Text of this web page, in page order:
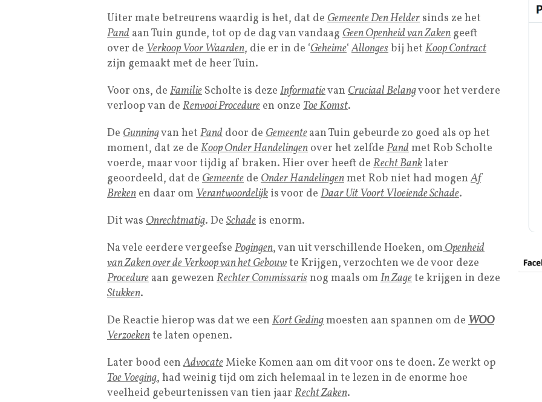
Uiter mate betreurens waardig is het, dat de Gemeente Den Helder sinds ze het
Pand aan Tuin gunde, tot op de dag van vandaag Geen Openheid van Zaken geeft
over de Verkoop Voor Waarden, die er in de ‘Geheime‘Allongesbij het Koop Contract
zijn gemaakt met de heer Tuin.
Voor ons, de Familie Scholte is deze Informatievan Cruciaal Belangvoor het verdere
verloop van de Renvooi Procedure en onze Toe Komst.
De Gunningvan het Pand door de Gemeenteaan Tuin gebeurde zo goed als op het
moment, dat ze de Koop Onder Handelingen over het zelfde Pandmet Rob Scholte
voerde, maar voor tijdig af braken. Hier over heeft de Recht Banklater
geoordeeld, dat de Gemeente de Onder Handelingenmet Rob niet had mogenAf
Breken en daar omVerantwoordelijk is voor de Daar Uit Voort Vloeiende Schade.
Dit was Onrechtmatig. De Schade is enorm.
Na vele eerdere vergeefse Pogingen, van uit verschillende Hoeken, omOpenheid
van Zakenover de Verkoop van het Gebouwte Krijgen, verzochten we de voor deze
Procedure aan gewezen Rechter Commissarisnog maals omIn Zagete krijgen in deze
Stukken.
De Reactie hierop was dat we een Kort Gedingmoesten aan spannen om de WOO
Verzoekente laten openen.
Later bood eenAdvocateMieke Komen aan om dit voor ons te doen. Ze werkt op
Toe Voeging, had weinig tijd om zich helemaal in te lezen in de enorme hoe
veelheid gebeurtenissen van tien jaar Recht Zaken.